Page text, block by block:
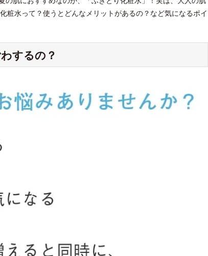
粧水って？使うとどんなメリットがあるの？など気になるポイ
するの？